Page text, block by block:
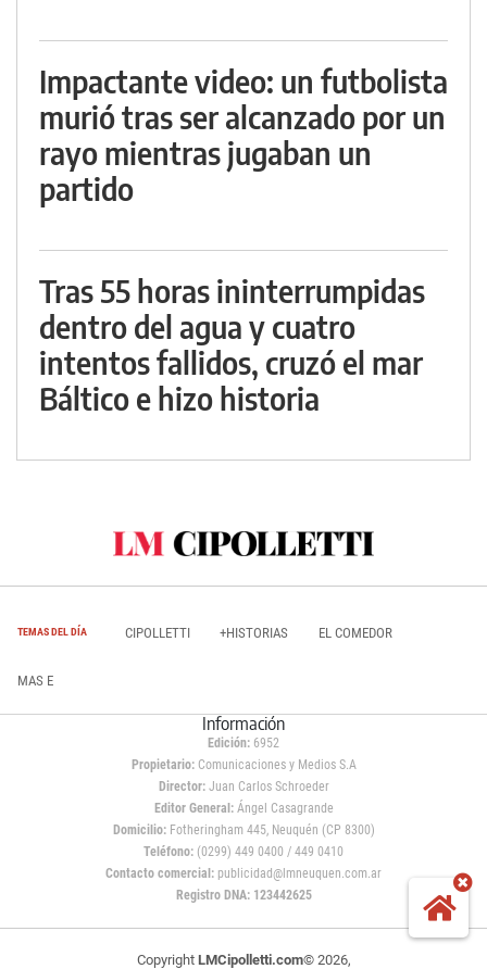
Impactante video: un futbolista
murió tras ser alcanzado por un
rayo mientras jugaban un
partido
Tras 55 horas ininterrumpidas
dentro del agua y cuatro
intentos fallidos, cruzó el mar
Báltico e hizo historia
TEMAS DEL DÍA CIPOLLETTI +HISTORIAS EL COMEDOR
MAS E
Información
Edición: 6952
Propietario:Comunicaciones y Medios S.A
Director: Juan Carlos Schroeder
Editor General:Ángel Casagrande
Domicilio:Fotheringham 445, Neuquén (CP 8300)
Teléfono: (0299) 449 0400 / 449 0410
Contacto comercial: publicidad@lmneuquen.com.ar
Registro DNA: 123442625
Copyright LMCipolletti.com© 2026,